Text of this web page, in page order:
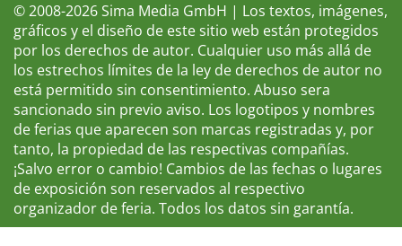
© 2008-2026 Sima Media GmbH | Los textos, imágenes,
gráficos y el diseño de este sitio web están protegidos
por los derechos de autor. Cualquier uso más allá de
los estrechos límites de la ley de derechos de autor no
está permitido sin consentimiento. Abuso sera
sancionado sin previo aviso. Los logotipos y nombres
de ferias que aparecen son marcas registradas y, por
tanto, la propiedad de las respectivas compañías.
¡Salvo error o cambio! Cambios de las fechas o lugares
de exposición son reservados al respectivo
organizador de feria. Todos los datos sin garantía.